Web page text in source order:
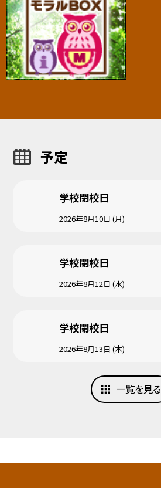
予定
学校閉校日
2026年8月10日 (月)
学校閉校日
2026年8月12日 (水)
学校閉校日
2026年8月13日 (木)
一覧を見る